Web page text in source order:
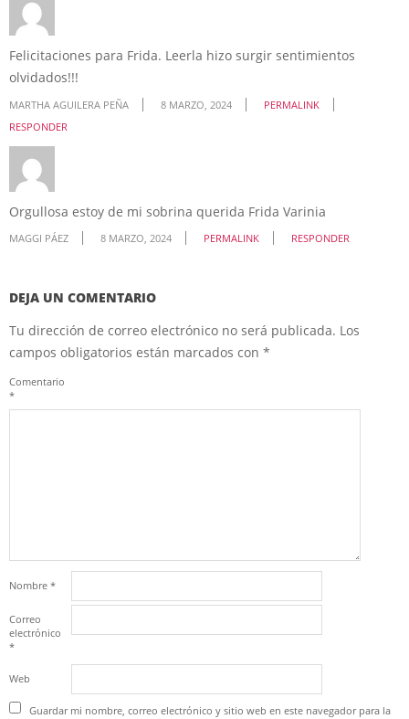
Felicitaciones para Frida. Leerla hizo surgir sentimientos
olvidados!!!
MARTHA AGUILERA PEÑA 8 MARZO, 2024
PERMALINK
RESPONDER
Orgullosa estoy de mi sobrina querida Frida Varinia
MAGGI PÁEZ 8 MARZO, 2024 PERMALINK RESPONDER
DEJA UN COMENTARIO
Tu dirección de correo electrónico no será publicada. Los
campos obligatorios están marcados con *
Comentario
*
Nombre *
Correo
electrónico
*
Web
Guardar mi nombre, correo electrónico y sitio web en este navegador para la